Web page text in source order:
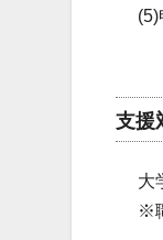
支援
大
※